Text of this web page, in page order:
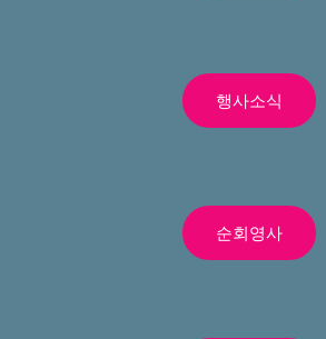
행사소식
순회영사